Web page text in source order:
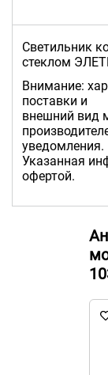
Светильник
стеклом
Внимание:
поставки и
внешний вид
уведомления.
Указанная
офертой.